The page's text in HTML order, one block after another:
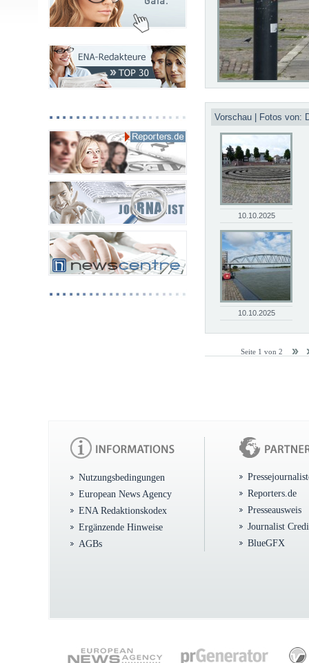
Vorschau | Fotos von:
10.10.2025
10.10.2025
Seite 1 von 2
Nutzungsbedingungen
European News Agency
ENA Redaktionskodex
Ergänzende Hinweise
AGBs
Reporters.de
Presseausweis
Journalist
BlueGFX